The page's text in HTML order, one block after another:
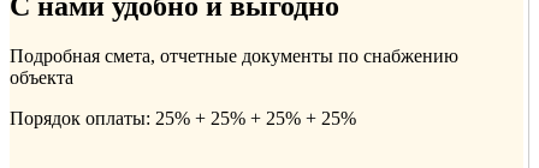
Подробная смета, отчетные документы по снабжению
объекта
Порядок оплаты: 25% + 25% + 25% + 25%